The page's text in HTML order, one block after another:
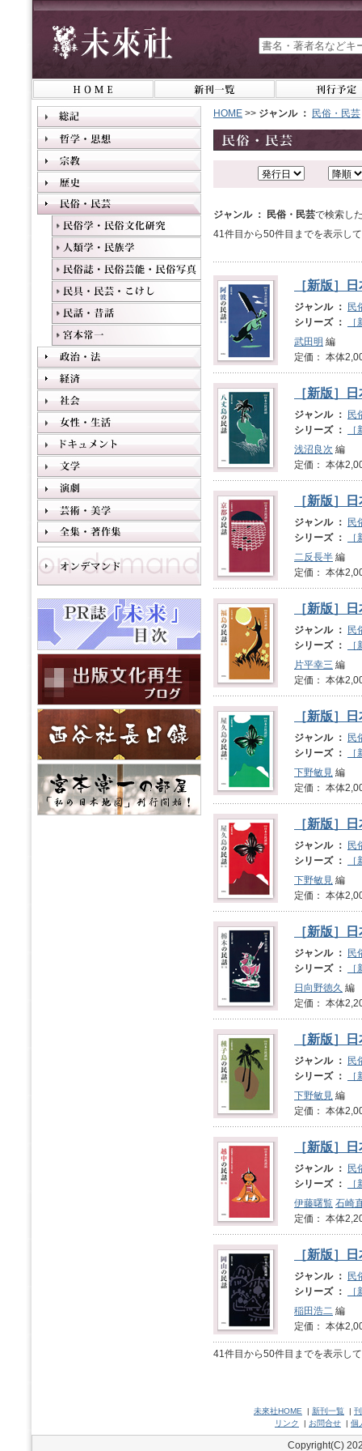
HOME >> ジャンル ： 民俗・民芸
ジャンル ： 民俗・民芸で検索し
41件目から50件目までを表示し
［新版］
ジャンル ：
民
シリーズ ：
武田明 編
定価： 本体
［新版］
ジャンル ：
民
シリーズ ：
浅沼良次 編
定価： 本体
［新版］
ジャンル ：
民
シリーズ ：
二反長半 編
定価： 本体
［新版］
ジャンル ：
民
シリーズ ：
片平幸三 編
定価： 本体
［新版］
ジャンル ：
民
シリーズ ：
下野敏見 編
定価： 本体
［新版］
ジャンル ：
民
シリーズ ：
下野敏見 編
定価： 本体
［新版］
ジャンル ：
民
シリーズ ：
日向野徳久 編
定価： 本体
［新版］
ジャンル ：
民
シリーズ ：
下野敏見 編
定価： 本体
［新版］
ジャンル ：
民
シリーズ ：
伊藤曙覧 石崎
定価： 本体
［新版］
ジャンル ：
民
シリーズ ：
稲田浩二 編
定価： 本体
41件目から50件目までを表示し
未來社HOME | 新刊一覧 |
リンク
| お問合せ | 個
Copyright(C)